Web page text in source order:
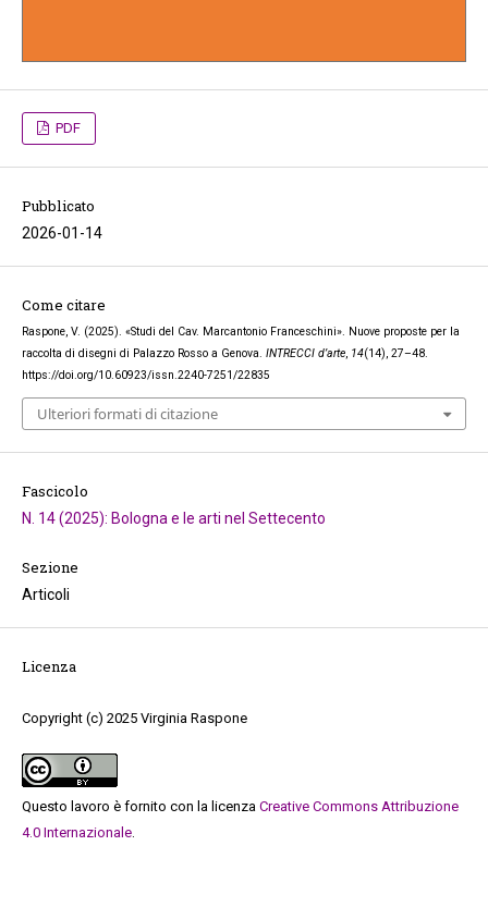
PDF
Pubblicato
2026-01-14
Come citare
Raspone, V. (2025). «Studi del Cav. Marcantonio Franceschini». Nuove proposte per la
raccolta di disegni di Palazzo Rosso a Genova. INTRECCI d’arte, 14(14), 27–48.
https://doi.org/10.60923/issn.2240-7251/22835
Ulteriori formati di citazione
Fascicolo
N. 14 (2025): Bologna e le arti nel Settecento
Sezione
Articoli
Licenza
Copyright (c) 2025 Virginia Raspone
Questo lavoro è fornito con la licenza Creative Commons Attribuzione
4.0 Internazionale.